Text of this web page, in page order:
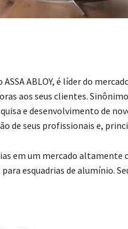
ASSA ABLOY, é líder do
aos seus clientes.
e desenvolvimento de
de seus profissionais e,
em um mercado
esquadrias de alumínio.